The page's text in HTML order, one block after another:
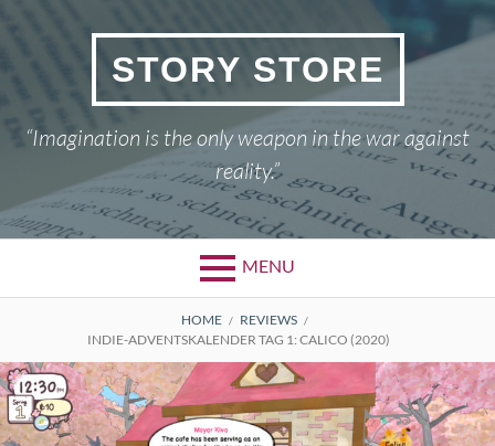
Skip
STORY STORE
“Imagination is the only weapon in the war against
reality.”
MENU
BREADCRUMBS
HOME
REVIEWS
INDIE-ADVENTSKALENDER TAG 1: CALICO (2020)